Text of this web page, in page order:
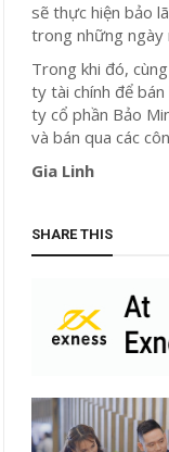
sẽ thực hiện bảo
trong những ngày
Trong khi đó,
ty tài chính để
ty cổ phần Bảo
và bán qua các
Gia Linh
SHARE THIS